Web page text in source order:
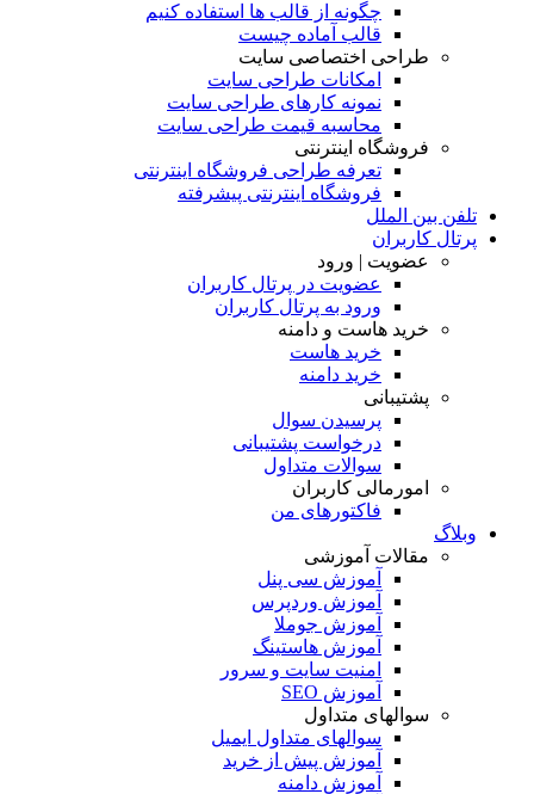
چگونه از قالب ها استفاده کنیم
قالب آماده چیست
طراحی اختصاصی سایت
امکانات طراحی سایت
نمونه کارهای طراحی سایت
محاسبه قیمت طراحی سایت
فروشگاه اینترنتی
تعرفه طراحی فروشگاه اینترنتی
فروشگاه اینترنتی پیشرفته
تلفن بین الملل
پرتال کاربران
عضویت | ورود
عضویت در پرتال کاربران
ورود به پرتال کاربران
خرید هاست و دامنه
خرید هاست
خرید دامنه
پشتیبانی
پرسیدن سوال
درخواست پشتیبانی
سوالات متداول
امورمالی کاربران
فاکتورهای من
وبلاگ
مقالات آموزشی
آموزش سی پنل
آموزش وردپرس
آموزش جوملا
آموزش هاستینگ
امنیت سایت و سرور
آموزش SEO
سوالهای متداول
سوالهای متداول ایمیل
آموزش پیش از خرید
آموزش دامنه